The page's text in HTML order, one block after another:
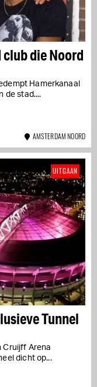
die Noord
Hamerkanaal
de stad....
AMSTERDAM NOORD
Tunnel
Cruijff Arena
dicht op...
UITGAAN